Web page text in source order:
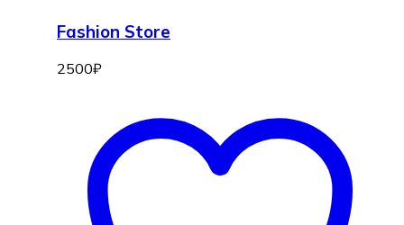
Fashion Store
2500₽